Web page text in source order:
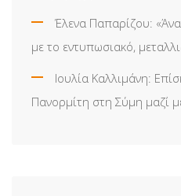
Έλενα Παπαρίζου:
με το εντυπωσιακό,
Ιουλία Καλλιμάνη:
Πανορμίτη στη Σύμη μαζί